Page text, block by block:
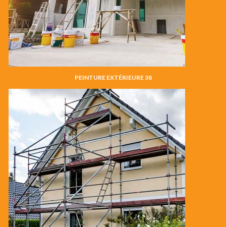
PEINTURE EXTÉRIEURE 38